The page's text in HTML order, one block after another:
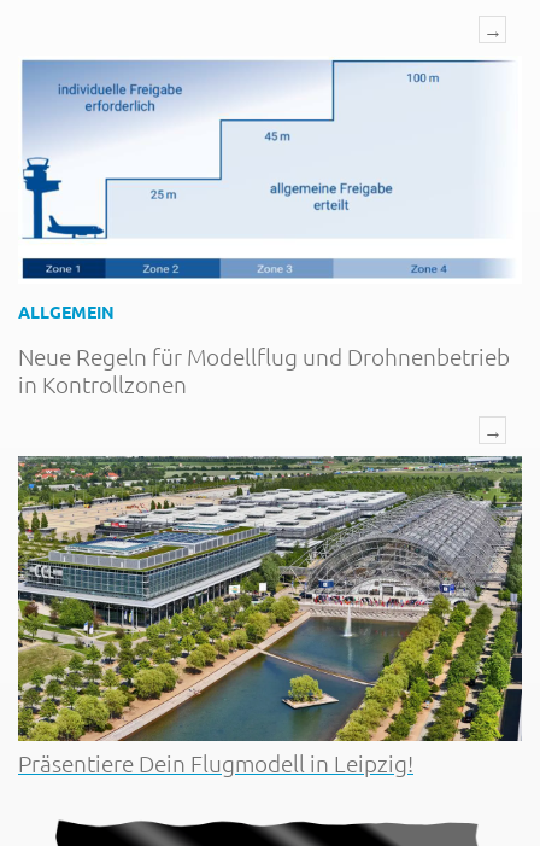
→
ALLGEMEIN
Neue Regeln für Modellflug und Drohnenbetrieb
in Kontrollzonen
→
Präsentiere Dein Flugmodell in Leipzig!